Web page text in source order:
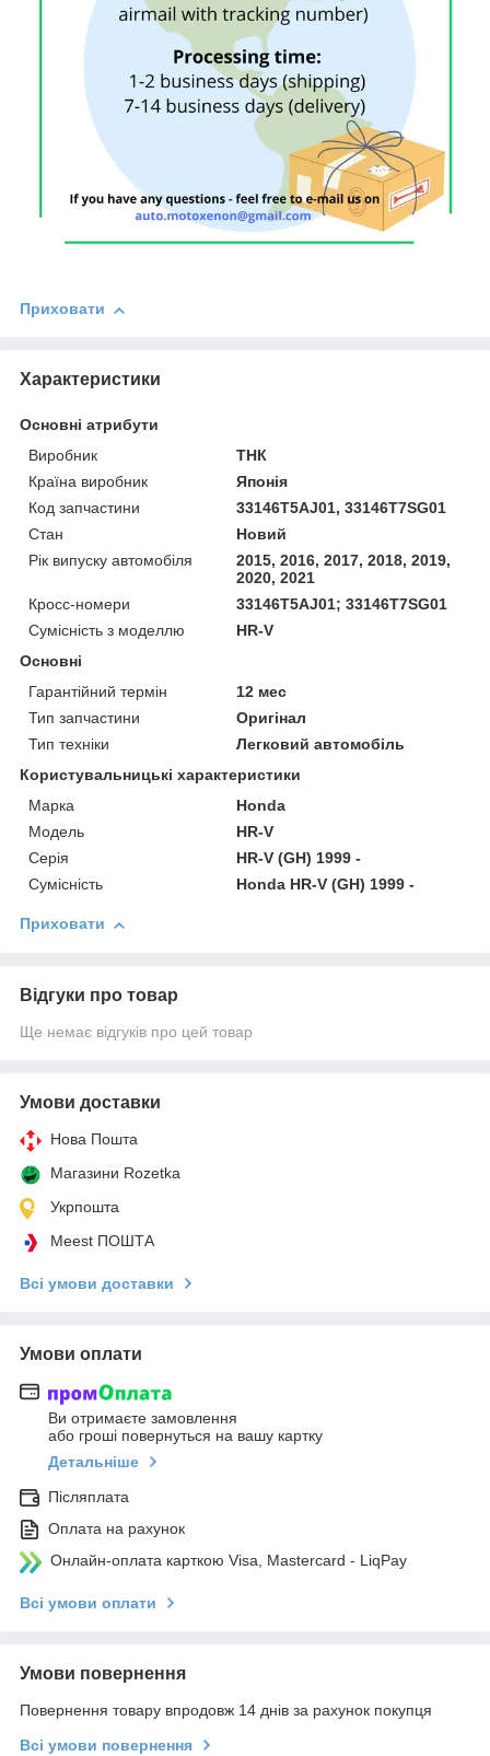
Приховати
Характеристики
Основні атрибути
Виробник
ТНК
Країна виробник
Японія
Код запчастини
33146T5AJ01, 33146T7SG01
Стан
Новий
Рік випуску автомобіля
2015, 2016, 2017, 2018, 2019,
2020, 2021
Кросс-номери
33146T5AJ01; 33146T7SG01
Сумісність з моделлю
HR-V
Основні
Гарантійний термін
12 мес
Тип запчастини
Оригінал
Тип техніки
Легковий автомобіль
Користувальницькі характеристики
Марка
Honda
Модель
HR-V
Серія
HR-V (GH) 1999 -
Сумісність
Honda HR-V (GH) 1999 -
Приховати
Відгуки про товар
Ще немає відгуків про цей товар
Умови доставки
Нова Пошта
Магазини Rozetka
Укрпошта
Meest ПОШТА
Всі умови доставки
Умови оплати
Ви отримаєте замовлення
або гроші повернуться на вашу картку
Детальніше
Післяплата
Оплата на рахунок
Онлайн-оплата карткою Visa, Mastercard - LiqPay
Всі умови оплати
Умови повернення
Повернення товару впродовж 14 днів за рахунок покупця
Всі умови повернення